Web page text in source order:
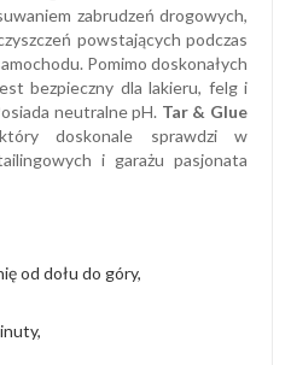
zabrudzeń drogowych,
powstających podczas
Pomimo doskonałych
bezpieczny dla lakieru, felg i
neutralne pH. Tar & Glue
doskonale sprawdzi w
i garażu pasjonata
od dołu do góry,